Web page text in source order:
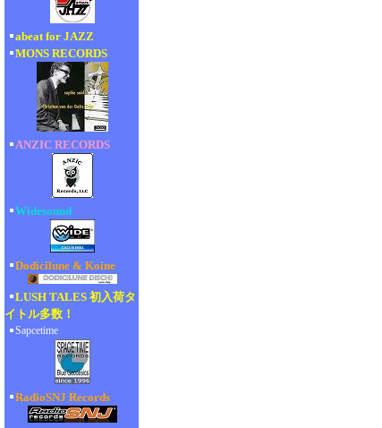
abeat for JAZZ
MONS RECORDS
ANZIC RECORDS
Widesound
Dodicilune & Koine
LUSH TALES 初入荷タ
イトル多数！
Sapcetime
RadioSNJ Records